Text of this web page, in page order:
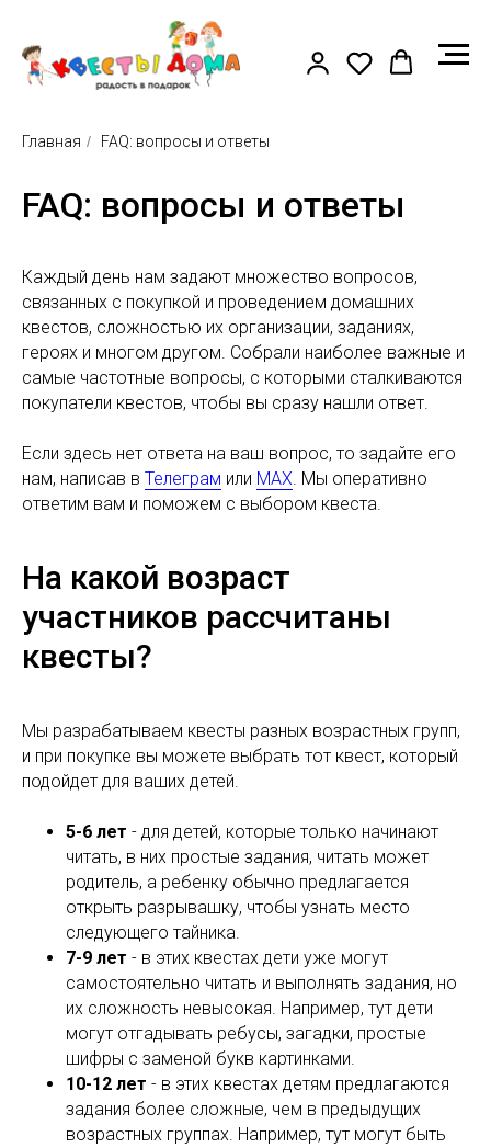
Главная / FAQ: вопросы и ответы
FAQ: вопросы и ответы
Каждый день нам задают множество вопросов,
связанных с покупкой и проведением домашних
квестов, сложностью их организации, заданиях,
героях и многом другом. Собрали наиболее важные и
самые частотные вопросы, с которыми сталкиваются
покупатели квестов, чтобы вы сразу нашли ответ.
Если здесь нет ответа на ваш вопрос, то задайте его
нам, написав в Телеграм или MAX. Мы оперативно
ответим вам и поможем с выбором квеста.
На какой возраст
участников рассчитаны
квесты?
Мы разрабатываем квесты разных возрастных групп,
и при покупке вы можете выбрать тот квест, который
подойдет для ваших детей.
5-6 лет - для детей, которые только начинают
читать, в них простые задания, читать может
родитель, а ребенку обычно предлагается
открыть разрывашку, чтобы узнать место
следующего тайника.
7-9 лет - в этих квестах дети уже могут
самостоятельно читать и выполнять задания, но
их сложность невысокая. Например, тут дети
могут отгадывать ребусы, загадки, простые
шифры с заменой букв картинками.
10-12 лет - в этих квестах детям предлагаются
задания более сложные, чем в предыдущих
возрастных группах. Например, тут могут быть